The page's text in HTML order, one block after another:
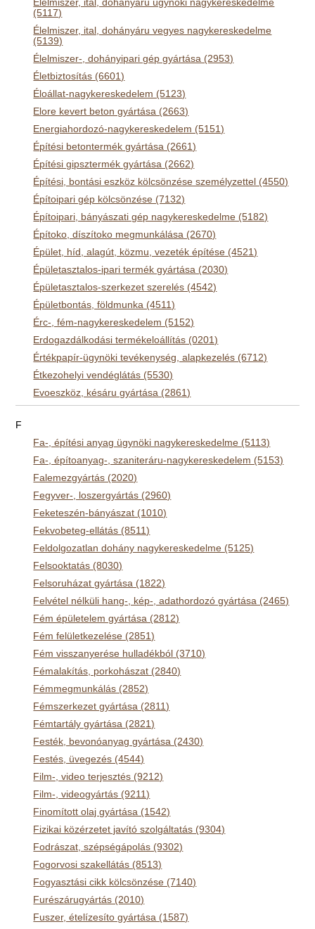
Élelmiszer, ital, dohányáru ügynöki nagykereskedelme
(5117)
Élelmiszer, ital, dohányáru vegyes nagykereskedelme
(5139)
Élelmiszer-, dohányipari gép gyártása (2953)
Életbiztosítás (6601)
Éloállat-nagykereskedelem (5123)
Elore kevert beton gyártása (2663)
Energiahordozó-nagykereskedelem (5151)
Építési betontermék gyártása (2661)
Építési gipsztermék gyártása (2662)
Építési, bontási eszköz kölcsönzése személyzettel (4550)
Építoipari gép kölcsönzése (7132)
Építoipari, bányászati gép nagykereskedelme (5182)
Építoko, díszítoko megmunkálása (2670)
Épület, híd, alagút, közmu, vezeték építése (4521)
Épületasztalos-ipari termék gyártása (2030)
Épületasztalos-szerkezet szerelés (4542)
Épületbontás, földmunka (4511)
Érc-, fém-nagykereskedelem (5152)
Erdogazdálkodási termékeloállítás (0201)
Értékpapír-ügynöki tevékenység, alapkezelés (6712)
Étkezohelyi vendéglátás (5530)
Evoeszköz, késáru gyártása (2861)
F
Fa-, építési anyag ügynöki nagykereskedelme (5113)
Fa-, építoanyag-, szaniteráru-nagykereskedelem (5153)
Falemezgyártás (2020)
Fegyver-, loszergyártás (2960)
Feketeszén-bányászat (1010)
Fekvobeteg-ellátás (8511)
Feldolgozatlan dohány nagykereskedelme (5125)
Felsooktatás (8030)
Felsoruházat gyártása (1822)
Felvétel nélküli hang-, kép-, adathordozó gyártása (2465)
Fém épületelem gyártása (2812)
Fém felületkezelése (2851)
Fém visszanyerése hulladékból (3710)
Fémalakítás, porkohászat (2840)
Fémmegmunkálás (2852)
Fémszerkezet gyártása (2811)
Fémtartály gyártása (2821)
Festék, bevonóanyag gyártása (2430)
Festés, üvegezés (4544)
Film-, video terjesztés (9212)
Film-, videogyártás (9211)
Finomított olaj gyártása (1542)
Fizikai közérzetet javító szolgáltatás (9304)
Fodrászat, szépségápolás (9302)
Fogorvosi szakellátás (8513)
Fogyasztási cikk kölcsönzése (7140)
Furészárugyártás (2010)
Fuszer, ételízesíto gyártása (1587)